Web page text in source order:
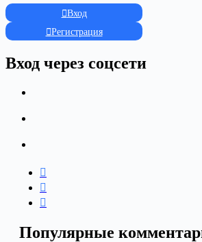
Вход
Регистрация
Вход через соцсети
Популярные